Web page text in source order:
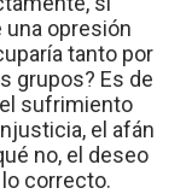
opresión
tanto por
grupos? Es de
sufrimiento
el afán
no, el deseo
correcto.